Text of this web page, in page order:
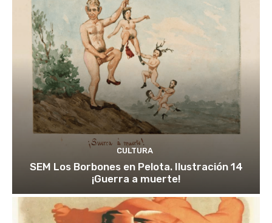
CULTURA
SEM Los Borbones en Pelota. Ilustración 14
¡Guerra a muerte!